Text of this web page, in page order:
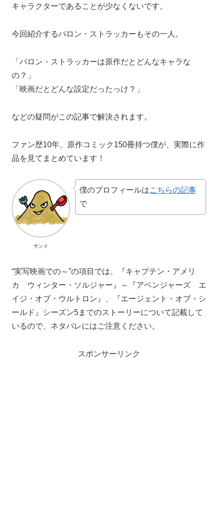
キャラクターであることが少なくないです。
今回紹介するバロン・ストラッカーもその一人。
「バロン・ストラッカーは原作だとどんなキャラな
の？」
「映画だとどんな設定だったっけ？」
などの疑問がこの記事で解決されます。
ファン歴10年、原作コミック150冊持つ僕が、実際に作
品を見てまとめています！
サンド
僕のプロフィールはこちらの記事
で
“実写映画での～”の項目では、『キャプテン・アメリ
カ ウィンター・ソルジャー』～『アベンジャーズ エ
イジ・オブ・ウルトロン』、『エージェント・オブ・シ
ールド』シーズン5までのストーリーについて記載して
いるので、ネタバレにはご注意ください。
スポンサーリンク